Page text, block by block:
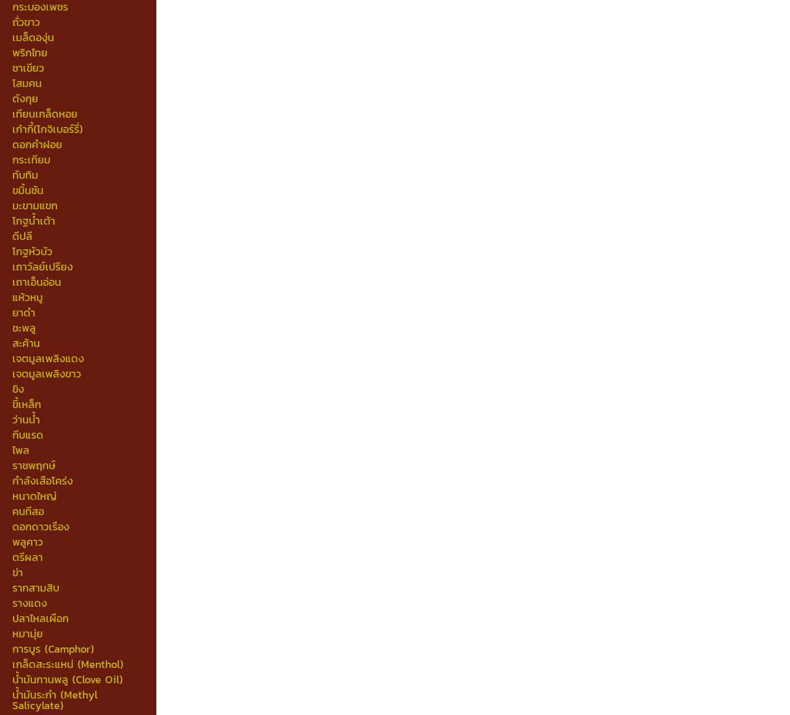
กระบองเพชร
ถั่วขาว
เมล็ดองุ่น
พริกไทย
ชาเขียว
โสมคน
ตังกุย
เทียนเกล็ดหอย
เก๋ากี้(โกจิเบอร์รี่)
ดอกคำฝอย
กระเทียม
ทับทิม
ขมิ้นชัน
มะขามแขก
โกฐน้ำเต้า
ดีปลี
โกฐหัวบัว
เถาวัลย์เปรียง
เถาเอ็นอ่อน
แห้วหมู
ยาดำ
ชะพลู
สะค้าน
เจตมูลเพลิงแดง
เจตมูลเพลิงขาว
ขิง
ขี้เหล็ก
ว่านน้ำ
กีบแรด
ไพล
ราชพฤกษ์
กำลังเสือโคร่ง
หนาดใหญ่
คนทีสอ
ดอกดาวเรือง
พลูคาว
ตรีผลา
ข่า
รากสามสิบ
รางแดง
ปลาไหลเผือก
หมามุ่ย
การบูร (Camphor)
เกล็ดสะระแหน่ (Menthol)
น้ำมันกานพลู (Clove Oil)
น้ำมันระกำ (Methyl
Salicylate)